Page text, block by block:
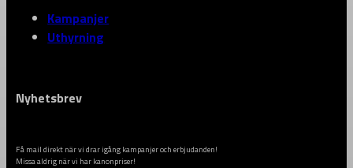
Kampanjer
Uthyrning
Nyhetsbrev
Få mail direkt när vi drar igång kampanjer och erbjudanden!
Missa aldrig när vi har kanonpriser!